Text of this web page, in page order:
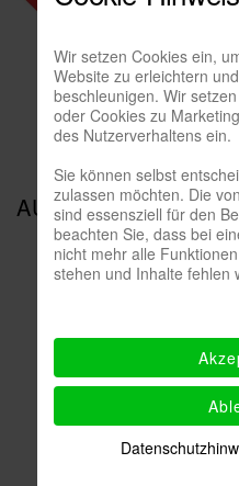
Wir setzen Cookies ein,
Website zu erleichtern
beschleunigen. Wir
oder Cookies zu
des Nutzerverhaltens ein.
Sie können selbst
zulassen möchten. Die
sind essensziell für den
beachten Sie, dass bei
nicht mehr alle
stehen und Inhalte fehlen